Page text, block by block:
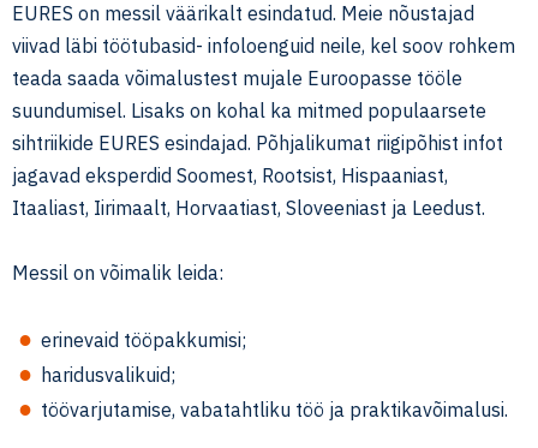
EURES on messil väärikalt esindatud. Meie nõustajad
viivad läbi töötubasid- infoloenguid neile, kel soov rohkem
teada saada võimalustest mujale Euroopasse tööle
suundumisel. Lisaks on kohal ka mitmed populaarsete
sihtriikide EURES esindajad. Põhjalikumat riigipõhist infot
jagavad eksperdid Soomest, Rootsist, Hispaaniast,
Itaaliast, Iirimaalt, Horvaatiast, Sloveeniast ja Leedust.
Messil on võimalik leida:
erinevaid tööpakkumisi;
haridusvalikuid;
töövarjutamise, vabatahtliku töö ja praktikavõimalusi.